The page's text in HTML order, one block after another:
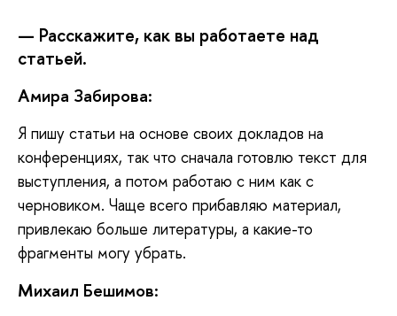
— Расскажите, как вы работаете над
статьей.
Амира Забирова:
Я пишу статьи на основе своих докладов на
конференциях, так что сначала готовлю текст для
выступления, а потом работаю с ним как с
черновиком. Чаще всего прибавляю материал,
привлекаю больше литературы, а какие-то
фрагменты могу убрать.
Михаил Бешимов: